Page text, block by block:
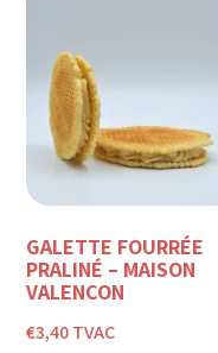
GALETTE FOURRÉE
PRALINÉ – MAISON
VALENÇON
€3,40TVAC